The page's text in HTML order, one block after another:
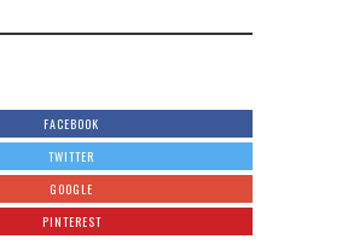
FACEBOOK
TWITTER
GOOGLE
PINTEREST